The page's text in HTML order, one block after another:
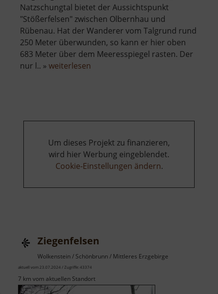
Natzschungtal bietet der Aussichtspunkt
"Stößerfelsen" zwischen Olbernhau und
Rübenau. Hat der Wanderer vom Talgrund rund
250 Meter überwunden, so kann er hier oben
683 Meter über dem Meeresspiegel rasten. Der
nur l.. » weiterlesen
Um dieses Projekt zu finanzieren,
wird hier Werbung eingeblendet.
Cookie-Einstellungen ändern.
Ziegenfelsen
Wolkenstein / Schönbrunn / Mittleres Erzgebirge
aktuell vom 23.07.2024 / Zugriffe: 43374
7 km vom aktuellen Standort